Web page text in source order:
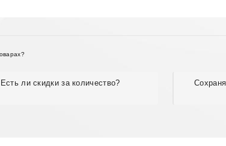
Есть ли скидки за количество?